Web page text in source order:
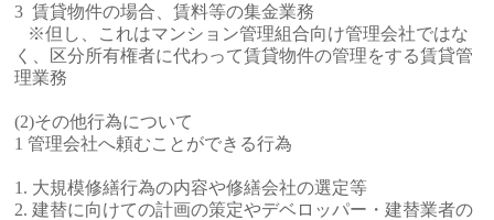
3 賃貸物件の場合、賃料等の集金業務
※但し、これはマンション管理組合向け管理会社ではな
く、区分所有権者に代わって賃貸物件の管理をする賃貸管
理業務
(2)その他行為について
1 管理会社へ頼むことができる行為
1. 大規模修繕行為の内容や修繕会社の選定等
2. 建替に向けての計画の策定やデベロッパー・建替業者の